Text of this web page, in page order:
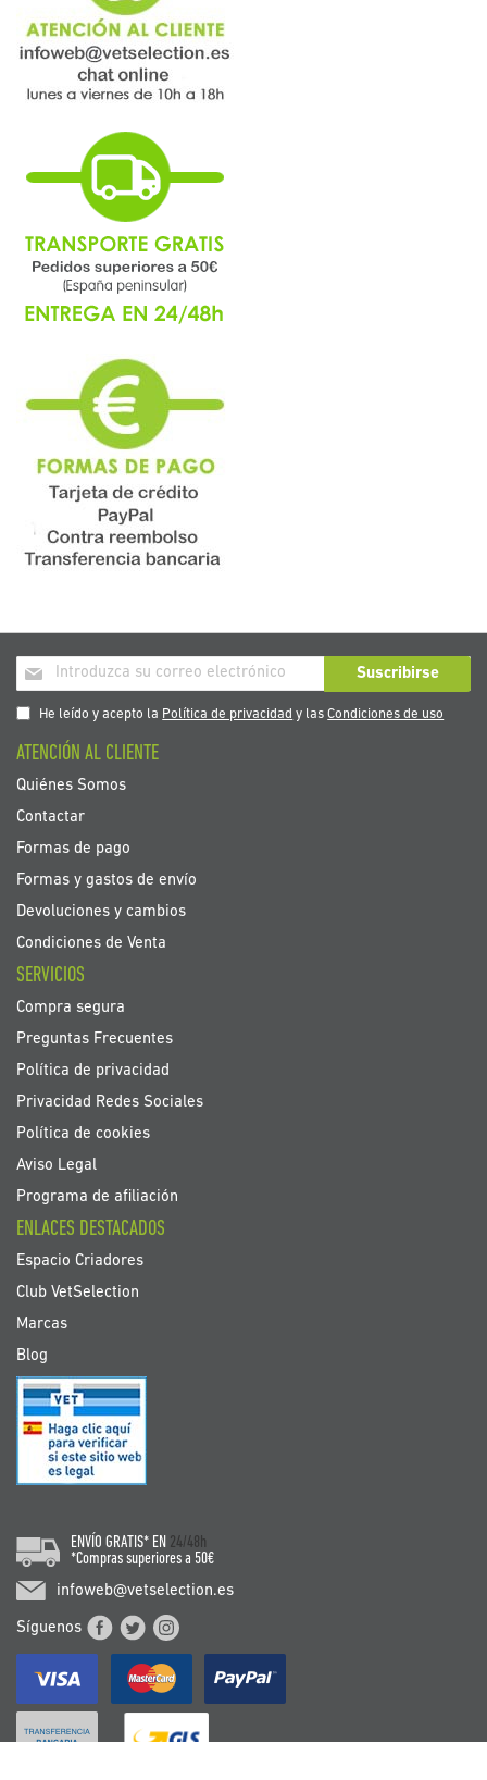
Inscríbase
a
nuestro
de
noticias:
Suscribirse
He leído y acepto la Política de privacidad y lasCondiciones de uso
ATENCIÓN AL CLIENTE
Quiénes Somos
Contactar
Formas de pago
Formas y gastos de envío
Devoluciones y cambios
Condiciones de Venta
SERVICIOS
Compra segura
Preguntas Frecuentes
Política de privacidad
Privacidad Redes Sociales
Política de cookies
Aviso Legal
Programa de afiliación
ENLACES DESTACADOS
Espacio Criadores
Club VetSelection
Marcas
Blog
ENVÍO GRATIS* EN 24/48h
*Compras superiores a 50€
infoweb@vetselection.es
Síguenos